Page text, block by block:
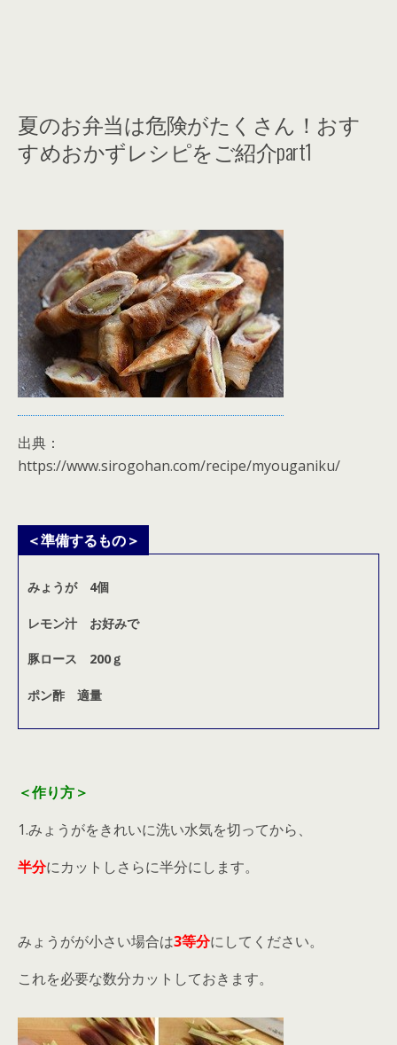
夏のお弁当は危険がたくさん！おす
すめおかずレシピをご紹介part1
出典：
https://www.sirogohan.com/recipe/myouganiku/
＜準備するもの＞
みょうが 4個
レモン汁 お好みで
豚ロース 200ｇ
ポン酢 適量
＜作り方＞
1.みょうがをきれいに洗い水気を切ってから、
半分にカットしさらに半分にします。
みょうがが小さい場合は3等分にしてください。
これを必要な数分カットしておきます。